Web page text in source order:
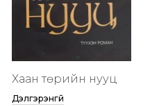
Хаан төрийн нууц
Дэлгэрэнгүй